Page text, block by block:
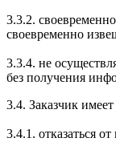
3.3.2.
своевременно
3.3.4. не
без получения
3.4. Заказчик
3.4.1. отказаться